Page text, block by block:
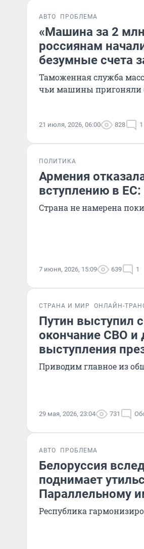
АВТО ПРОБЛЕМА
«Машина за 2
россиянам
безумные счета
Таможенная служба
чьи машины пригоняли
21 июля, 2026, 06:00 828 1
ПОЛИТИКА
Армения
вступлению в
Страна не намерена
7 июня, 2026, 15:09 639 1
СТРАНА И МИР ОНЛАЙН-
Путин выступил
окончание СВО и
выступления
Приводим главное из
29 мая, 2026, 23:04 731
АВТО ПРОБЛЕМА
Белоруссия
поднимает
Параллельному
Республика